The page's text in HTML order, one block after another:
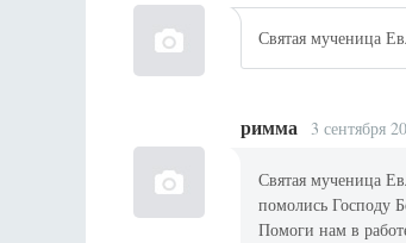
Святая мученица
римма 3 сентября
Святая мученица
помолись Господу
Помоги нам в